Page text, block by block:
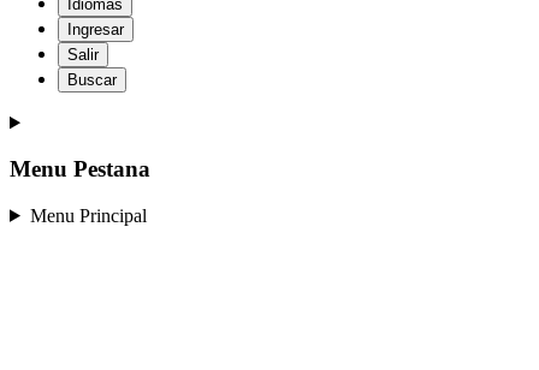
Idiomas
Ingresar
Salir
Buscar
Menu Pestana
Menu Principal